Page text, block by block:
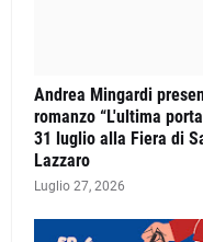
Andrea Mingardi
romanzo “L'ultima
31 luglio alla Fiera di
Lazzaro
Luglio 27, 2026